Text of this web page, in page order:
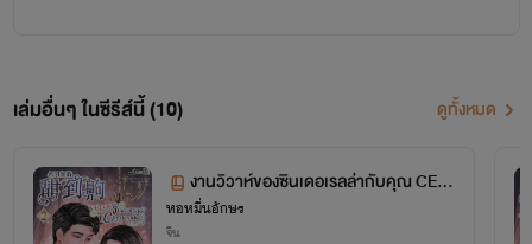
เล่มอื่นๆ ในซีรีส์นี้ (10) ดูทั้งหมด
งานวิวาห์ของซินเดอเรลล่ากับคุณ CEO
มาดนิ่ง เล่ม 2 ตอนที่ 58-94
หอหมื่นอักษร
จีน